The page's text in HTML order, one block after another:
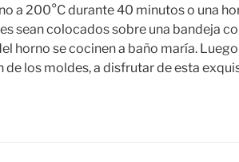
a 200°C durante 40 minutos o una
sean colocados sobre una bandeja
horno se cocinen a baño maría.
de los moldes, a disfrutar de esta